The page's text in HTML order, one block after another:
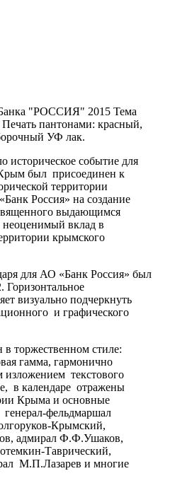
"РОССИЯ" 2015 Тема
пантонами: красный,
УФ лак.
историческое событие для
был присоединен к
территории
Россия» на создание
выдающимся
неоценимый вклад в
крымского
для АО «Банк Россия» был
визуально подчеркнуть
и графического
торжественном стиле:
гамма, гармонично
изложением текстового
в календаре отражены
Крыма и основные
фельдмаршал
Крымский,
адмирал Ф.Ф.Ушаков,
Таврический,
М.П.Лазарев и многие